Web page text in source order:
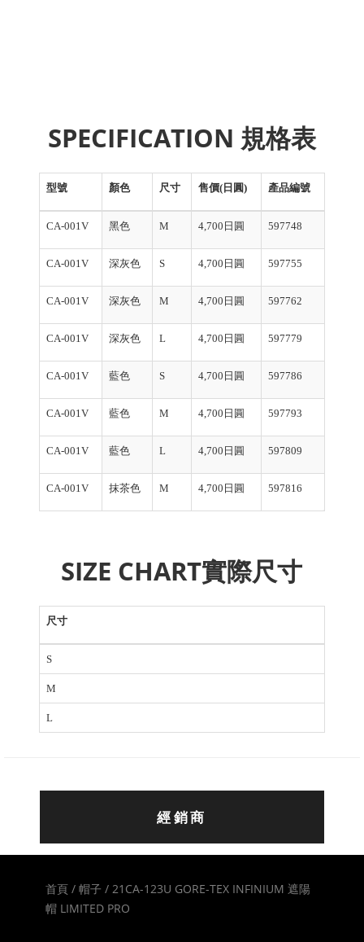
SPECIFICATION 規格表
型號 顏色 尺寸 售價(日圓) 產品編號
CA-001V 黑色 M 4,700日圓 597748
CA-001V 深灰色 S 4,700日圓 597755
CA-001V 深灰色 M 4,700日圓 597762
CA-001V 深灰色 L 4,700日圓 597779
CA-001V 藍色 S 4,700日圓 597786
CA-001V 藍色 M 4,700日圓 597793
CA-001V 藍色 L 4,700日圓 597809
CA-001V 抹茶色 M 4,700日圓 597816
SIZE CHART實際尺寸
尺寸
S
M
L
經銷商
首頁 / 帽子 / 21CA-123U GORE-TEX INFINIUM 遮陽
帽 LIMITED PRO